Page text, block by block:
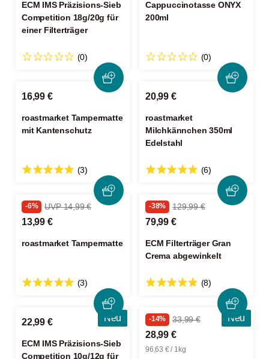
ECM IMS Präzisions-Sieb
Competition 18g/20g für
einer Filterträger
(0)
Cappuccinotasse ONYX
200ml
(0)
16,99 €
roastmarket Tampermatte
mit Kantenschutz
(3)
20,99 €
roastmarket
Milchkännchen 350ml
Edelstahl
(6)
-6% UVP 14,99 €
13,99 €
roastmarket Tampermatte
(3)
-38% 129,99 €
79,99 €
ECM Filterträger Gran
Crema abgewinkelt
(8)
Neu
22,99 €
ECM IMS Präzisions-Sieb
Competition 10g/12g für
Neu
-14% 33,99 €
28,99 €
96,63 € / 1kg